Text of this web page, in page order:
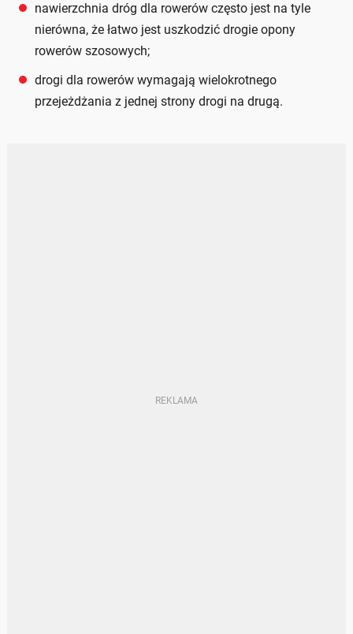
nawierzchnia dróg dla rowerów często jest na tyle
nierówna, że łatwo jest uszkodzić drogie opony
rowerów szosowych;
drogi dla rowerów wymagają wielokrotnego
przejeżdżania z jednej strony drogi na drugą.